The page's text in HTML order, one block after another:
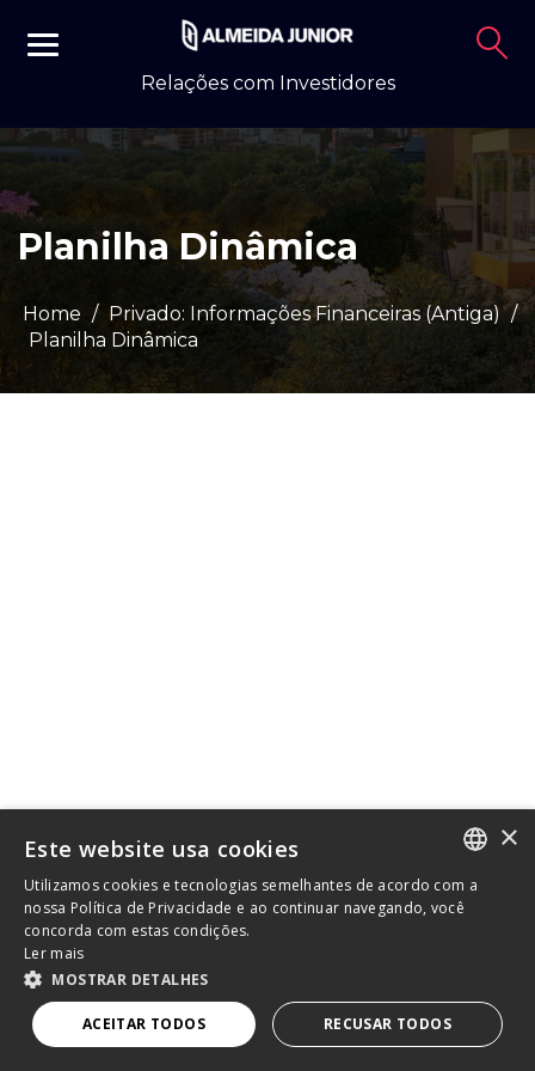
Relações com Investidores
Planilha Dinâmica
Home / Privado: Informações Financeiras (Antiga) /
Planilha Dinâmica
© 2025 Almeida Junior – Todos os Direitos Reservados.
PORTUGUESE
×
Este website usa cookies
Utilizamos cookies e tecnologias semelhantes de acordo com a
nossa Política de Privacidade e ao continuar navegando, você
concorda com estas condições.
Ler mais
MOSTRAR DETALHES
ACEITAR TODOS RECUSAR TODOS